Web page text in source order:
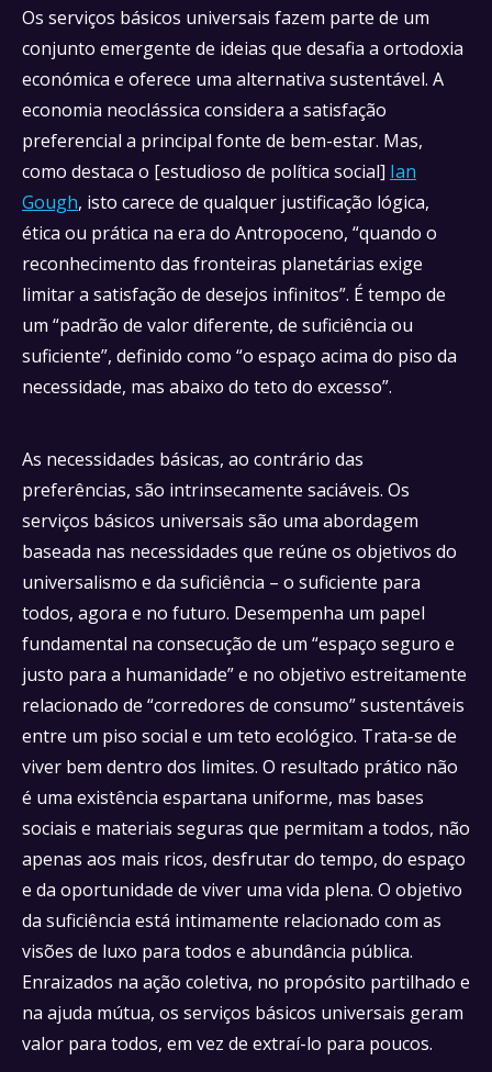
Os serviços básicos universais fazem parte de um
conjunto emergente de ideias que desafia a ortodoxia
económica e oferece uma alternativa sustentável. A
economia neoclássica considera a satisfação
preferencial a principal fonte de bem-estar. Mas,
como destaca o [estudioso de política social] Ian
Gough, isto carece de qualquer justificação lógica,
ética ou prática na era do Antropoceno, “quando o
reconhecimento das fronteiras planetárias exige
limitar a satisfação de desejos infinitos”. É tempo de
um “padrão de valor diferente, de suficiência ou
suficiente”, definido como “o espaço acima do piso da
necessidade, mas abaixo do teto do excesso”.
As necessidades básicas, ao contrário das
preferências, são intrinsecamente saciáveis. Os
serviços básicos universais são uma abordagem
baseada nas necessidades que reúne os objetivos do
universalismo e da suficiência – o suficiente para
todos, agora e no futuro. Desempenha um papel
fundamental na consecução de um “espaço seguro e
justo para a humanidade” e no objetivo estreitamente
relacionado de “corredores de consumo” sustentáveis
entre um piso social e um teto ecológico. Trata-se de
viver bem dentro dos limites. O resultado prático não
é uma existência espartana uniforme, mas bases
sociais e materiais seguras que permitam a todos, não
apenas aos mais ricos, desfrutar do tempo, do espaço
e da oportunidade de viver uma vida plena. O objetivo
da suficiência está intimamente relacionado com as
visões de luxo para todos e abundância pública.
Enraizados na ação coletiva, no propósito partilhado e
na ajuda mútua, os serviços básicos universais geram
valor para todos, em vez de extraí-lo para poucos.